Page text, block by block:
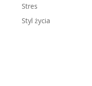
Stres
Styl życia